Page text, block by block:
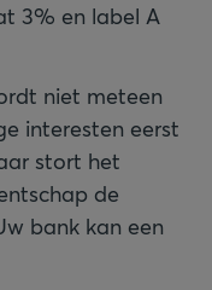
3% en label A
niet meteen
interesten eerst
stort het
de
bank kan een